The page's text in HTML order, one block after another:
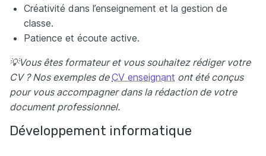
Créativité dans l’enseignement et la gestion de
classe.
Patience et écoute active.
💡Vous êtes formateur et vous souhaitez rédiger votre
CV ? Nos exemples deCV enseignant ont été conçus
pour vous accompagner dans la rédaction de votre
document professionnel.
Développement informatique